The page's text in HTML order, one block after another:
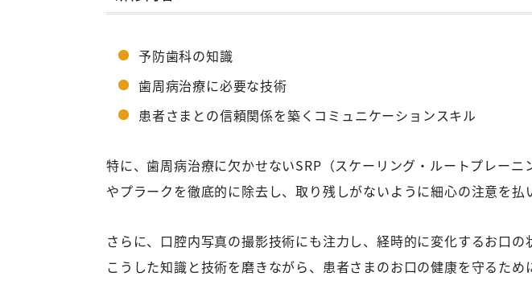
予防歯科の知識
歯周病治療に必要な技術
患者さまとの信頼関係を築くコミュニケーションスキル
特に、歯周病治療に欠かせないSRP（スケーリング・ルートプレー
やプラークを徹底的に除去し、取り残しがないように細心の注意を払
さらに、口腔内写真の撮影技術にも注力し、経時的に変化するお口
こうした知識と技術を磨きながら、患者さまのお口の健康を守るため